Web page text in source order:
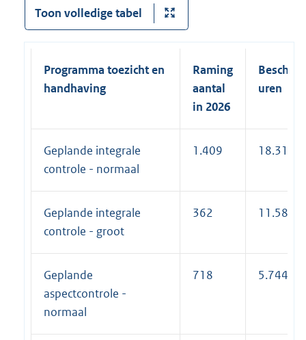
Toon volledige tabel
Programma toezicht en
handhaving
Raming
aantal
in 2026
uren
Geplande integrale
controle - normaal
1.409 18.317
Geplande integrale
controle - groot
362 11.584
Geplande
aspectcontrole -
normaal
718 5.744